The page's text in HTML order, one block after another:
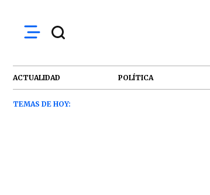
ACTUALIDAD POLÍTICA
TEMAS DE HOY: